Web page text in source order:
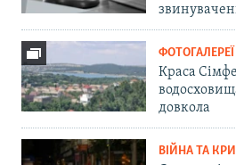
ФОТОГАЛЕРЕЇ
Краса
довкола
ВІЙНА ТА